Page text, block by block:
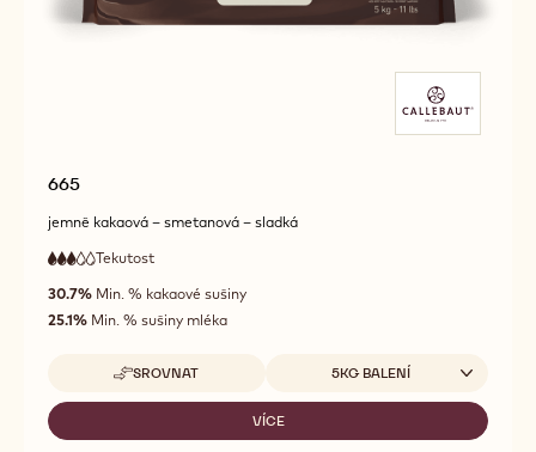
665
jemně kakaová – smetanová – sladká
3
out
of
5
Tekutost
tekutost
30.7% Min. % kakaové sušiny
25.1% Min. % sušiny mléka
SROVNAT
-
665
Dostupná balení
5KG BALENÍ
VÍCE
-